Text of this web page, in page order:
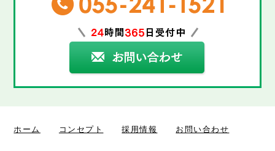
ホーム コンセプト 採用情報 お問い合わせ